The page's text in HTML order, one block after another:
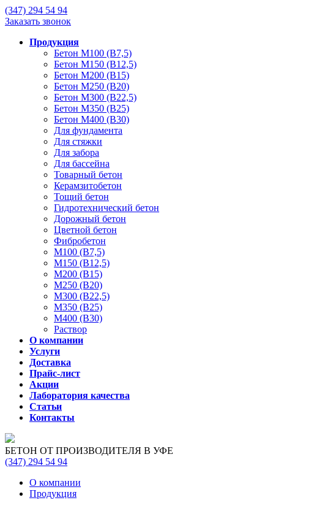
(347) 294 54 94
Заказать звонок
Продукция
Бетон М100 (В7,5)
Бетон М150 (В12,5)
Бетон М200 (В15)
Бетон М250 (В20)
Бетон М300 (В22,5)
Бетон М350 (В25)
Бетон М400 (В30)
Для фундамента
Для стяжки
Для забора
Для бассейна
Товарный бетон
Керамзитобетон
Тощий бетон
Гидротехнический бетон
Дорожный бетон
Цветной бетон
Фибробетон
М100 (В7,5)
М150 (В12,5)
М200 (В15)
М250 (В20)
М300 (В22,5)
М350 (В25)
М400 (В30)
Раствор
О компании
Услуги
Доставка
Прайс-лист
Акции
Лаборатория качества
Статьи
Контакты
БЕТОН ОТ ПРОИЗВОДИТЕЛЯ В УФЕ
(347) 294 54 94
О компании
Продукция